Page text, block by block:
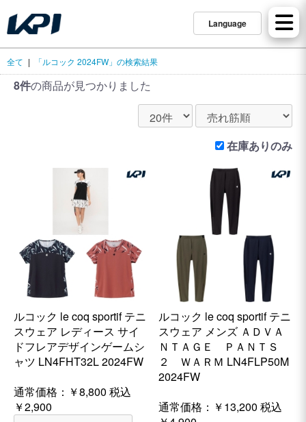
Language
全て | 「ルコック 2024FW」の検索結果
8件の商品が見つかりました
在庫ありのみ
ルコック le coq sportif テニ
スウェア レディース サイ
ドフレアデザインゲームシ
ャツ LN4FHT32L 2024FW
通常価格： ￥8,800 税込
￥2,900
ルコック le coq sportif テニ
スウェア メンズ ＡＤＶＡ
ＮＴＡＧＥ ＰＡＮＴＳ
２ ＷＡＲＭ LN4FLP50M
2024FW
通常価格： ￥13,200 税込